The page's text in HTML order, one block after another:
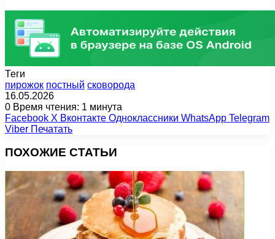
Теги
пирожок постный сковорода
16.05.2026
0 Время чтения: 1 минута
Facebook X Вконтакте Одноклассники WhatsApp Telegram
Viber Печатать
ПОХОЖИЕ СТАТЬИ